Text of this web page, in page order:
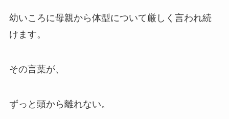
幼いころに母親から体型について厳しく言われ続
けます。
その言葉が、
ずっと頭から離れない。